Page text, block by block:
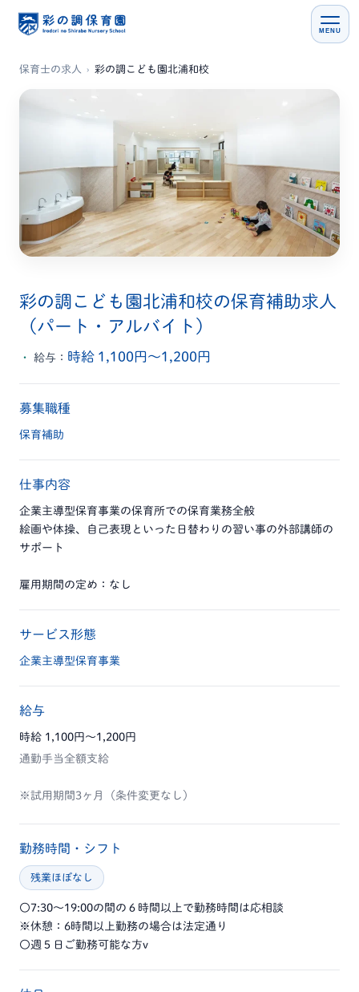
MENU
保育士の求人 › 彩の調こども園北浦和校
彩の調こども園北浦和校の保育補助求人
（パート・アルバイト）
給与： 時給 1,100円〜1,200円
募集職種
保育補助
仕事内容
企業主導型保育事業の保育所での保育業務全般
絵画や体操、自己表現といった日替わりの習い事の外部講師の
サポート
雇用期間の定め：なし
サービス形態
企業主導型保育事業
給与
時給 1,100円〜1,200円
通勤手当全額支給
※試用期間3ヶ月（条件変更なし）
勤務時間・シフト
残業ほぼなし
〇7:30～19:00の間の６時間以上で勤務時間は応相談
※休憩：6時間以上勤務の場合は法定通り
〇週５日ご勤務可能な方v